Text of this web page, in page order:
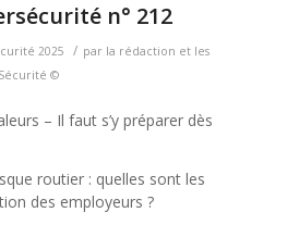
n° 212
2025 / par la rédaction et les
©
– Il faut s’y préparer dès
routier : quelles sont les
des employeurs ?